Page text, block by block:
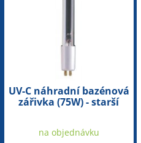
UV-C náhradní bazénová
zářivka (75W) - starší
na objednávku